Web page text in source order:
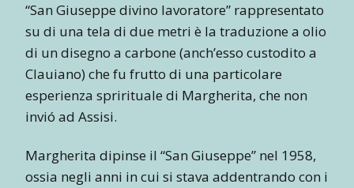
“San Giuseppe divino lavoratore” rappresentato
su di una tela di due metri è la traduzione a olio
di un disegno a carbone (anch’esso custodito a
Clauiano) che fu frutto di una particolare
esperienza sprirituale di Margherita, che non
invió ad Assisi.
Margherita dipinse il “San Giuseppe” nel 1958,
ossia negli anni in cui si stava addentrando con i